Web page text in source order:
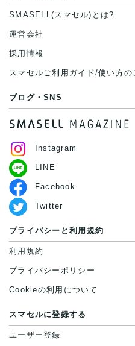
SMASELL(スマセル)とは?
運営会社
採用情報
スマセルご利用ガイド/使い方の
ブログ・SNS
Instagram
LINE
Facebook
Twitter
プライバシーと利用規約
利用規約
プライバシーポリシー
Cookieの利用について
スマセルに登録する
ユーザー登録